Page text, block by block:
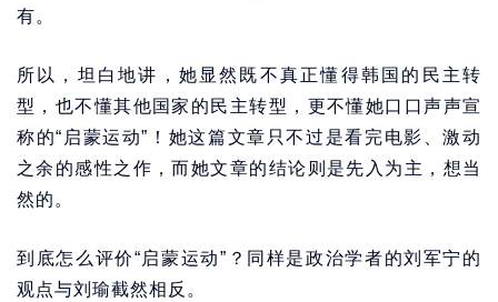
有。
所以，坦白地讲，她显然既不真正懂得韩国的民主转
型，也不懂其他国家的民主转型，更不懂她口口声声宣
称的“启蒙运动”！她这篇文章只不过是看完电影、激动
之余的感性之作，而她文章的结论则是先入为主，想当
然的。
到底怎么评价“启蒙运动”？同样是政治学者的刘军宁的
观点与刘瑜截然相反。